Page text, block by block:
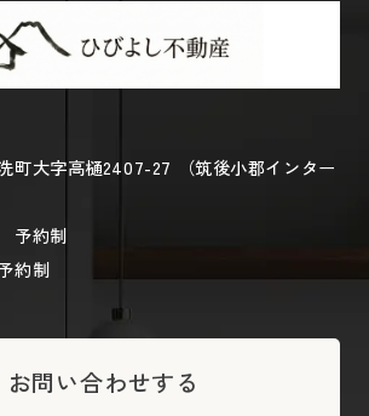
町大字高樋2407-27 （筑後小郡インター
予約制
約制
お問い合わせする